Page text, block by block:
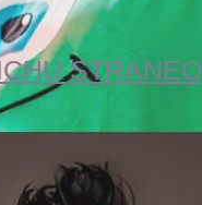
STRANEO